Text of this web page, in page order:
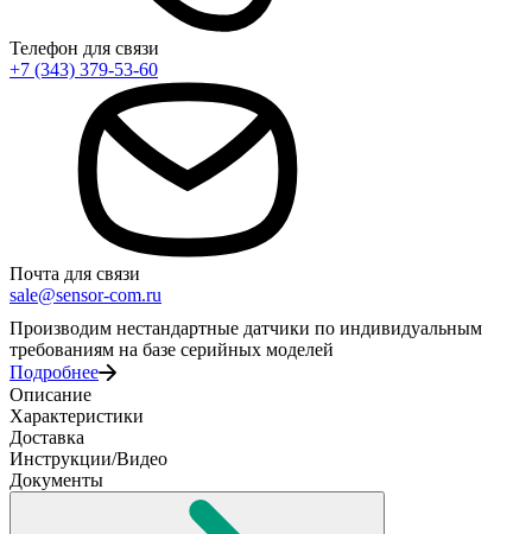
Телефон для связи
+7 (343) 379-53-60
Почта для связи
sale@sensor-com.ru
Производим нестандартные датчики по индивидуальным
требованиям на базе серийных моделей
Подробнее
Описание
Характеристики
Доставка
Инструкции/Видео
Документы